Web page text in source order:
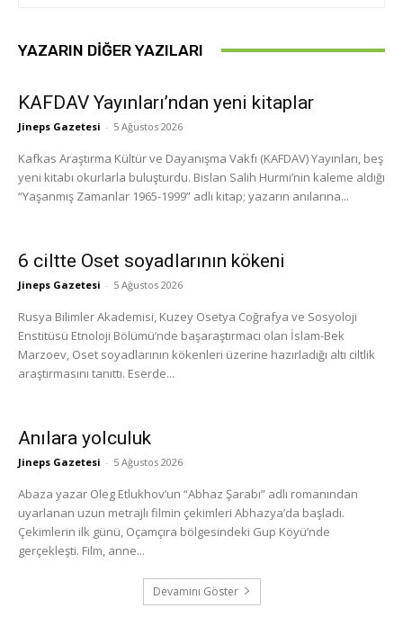
YAZARIN DIĞER YAZILARI
KAFDAV Yayınları’ndan yeni kitaplar
Jineps Gazetesi - 5 Ağustos 2026
Kafkas Araştırma Kültür ve Dayanışma Vakfı (KAFDAV) Yayınları, beş
yeni kitabı okurlarla buluşturdu. Bislan Salih Hurmi’nin kaleme aldığı
“Yaşanmış Zamanlar 1965-1999” adlı kitap; yazarın anılarına...
6 ciltte Oset soyadlarının kökeni
Jineps Gazetesi - 5 Ağustos 2026
Rusya Bilimler Akademisi, Kuzey Osetya Coğrafya ve Sosyoloji
Enstitüsü Etnoloji Bölümü’nde başaraştırmacı olan İslam-Bek
Marzoev, Oset soyadlarının kökenleri üzerine hazırladığı altı ciltlik
araştırmasını tanıttı. Eserde...
Anılara yolculuk
Jineps Gazetesi - 5 Ağustos 2026
Abaza yazar Oleg Etlukhov’un “Abhaz Şarabı” adlı romanından
uyarlanan uzun metrajlı filmin çekimleri Abhazya’da başladı.
Çekimlerin ilk günü, Oçamçıra bölgesindeki Gup Köyü’nde
gerçekleşti. Film, anne...
Devamını Göster